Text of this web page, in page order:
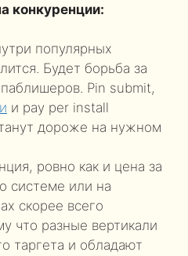
конкуренции:
популярных
Будет борьба за
Pin submit,
и pay per install
дороже на нужном
ровно как и цена за
системе или на
скорее всего
что разные вертикали
таргета и обладают